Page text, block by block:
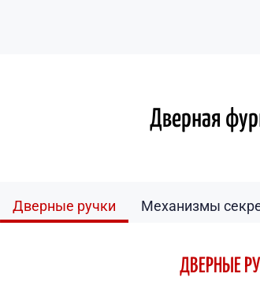
Дверная
Дверные ручки Механизмы
ДВЕРНЫЕ